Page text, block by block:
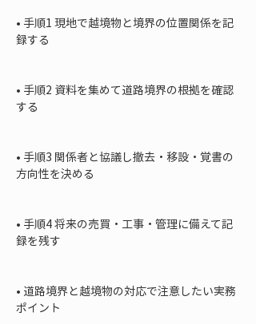
• 手順1 現地で越境物と境界の位置関係を記
録する
• 手順2 資料を集めて道路境界の根拠を確認
する
• 手順3 関係者と協議し撤去・移設・覚書の
方向性を決める
• 手順4 将来の売買・工事・管理に備えて記
録を残す
• 道路境界と越境物の対応で注意したい実務
ポイント